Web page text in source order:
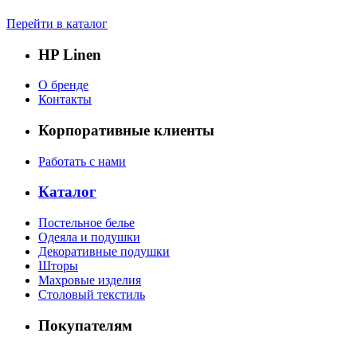
Перейти в каталог
HP Linen
О бренде
Контакты
Корпоративные клиенты
Работать с нами
Каталог
Постельное белье
Одеяла и подушки
Декоративные подушки
Шторы
Махровые изделия
Столовый текстиль
Покупателям